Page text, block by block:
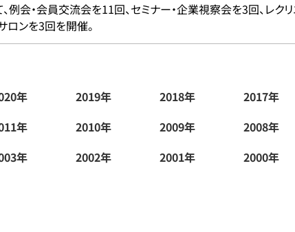
例会・会員交流会を11回、セミナー・企業視察会を3回、レクリ
ロンを3回を開催。
年 2019年 2018年 2017年
年 2010年 2009年 2008年
年 2002年 2001年 2000年